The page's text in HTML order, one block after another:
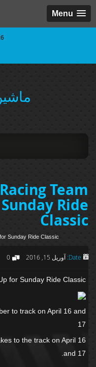
Menu
Team
Ride
Classic
for Sunday Ride Classic
Date: آوریل 15, 2016 0
Up for Sunday Ride Classic
to track on April 16 and
to the track on April 16
and 17.